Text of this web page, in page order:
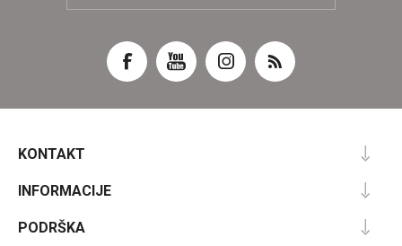
KONTAKT
INFORMACIJE
PODRŠKA